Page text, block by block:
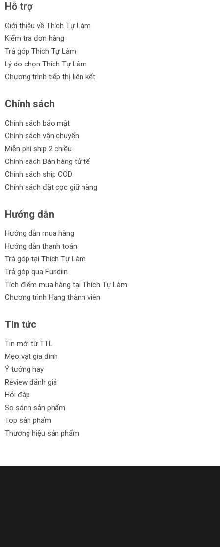
Hỗ trợ
Giới thiệu về Thích Tự Làm
Kiểm tra đơn hàng
Trả góp Thích Tự Làm
Lý do chọn Thích Tự Làm
Chương trình tiếp thị liên kết
Chính sách
Chính sách bảo mật
Chính sách vận chuyển
Miễn phí ship 2 chiều
Chính sách Bán hàng tử tế
Chính sách ship COD
Chính sách đặt cọc giữ hàng
Hướng dẫn
Hướng dẫn mua hàng
Hướng dẫn thanh toán
Trả góp tại Thích Tự Làm
Trả góp qua Fundiin
Tích điểm mua hàng tại Thích Tự Làm
Chương trình Hạng thành viên
Tin tức
Tin mới từ TTL
Mẹo vặt gia đình
Ý tưởng hay
Review đánh giá
Hỏi đáp
So sánh sản phẩm
Top sản phẩm
Thương hiệu sản phẩm